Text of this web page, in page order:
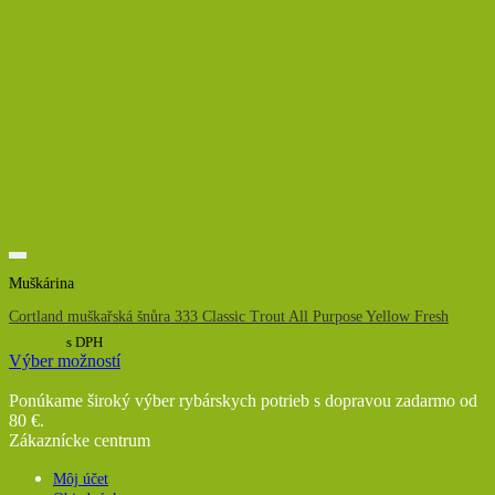
Muškárina
Cortland muškařská šnůra 333 Classic Trout All Purpose Yellow Fresh
s DPH
Výber možností
produkt
má
viacero
Možnosti
Ponúkame široký výber rybárskych potrieb s dopravou zadarmo od
80 €.
Zákaznícke centrum
Môj účet